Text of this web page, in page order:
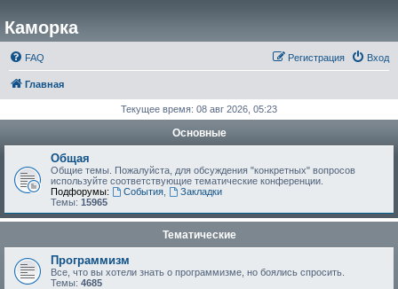
Каморка
FAQ Вход
Регистрация
Главная
Текущее время: 08 авг 2026, 05:23
Основные
Общая
Общие темы. Пожалуйста, для обсуждения "конкретных" вопросов
используйте соответствующие тематические конференции.
Подфорумы:
События,
Закладки
Темы: 15965
Тематические
Программизм
Все, что вы хотели знать о программизме, но боялись спросить.
Темы: 4685